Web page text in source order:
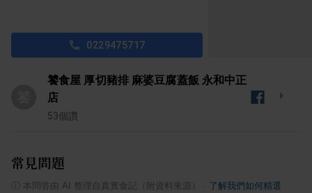
0229475717
饕食屋 厚切豬排 麻婆豆腐蓋飯 永和中正
店
53個讚
常見問題
本問答由 AI 整理自真實食記（附資料來源） 了解我們如何精選